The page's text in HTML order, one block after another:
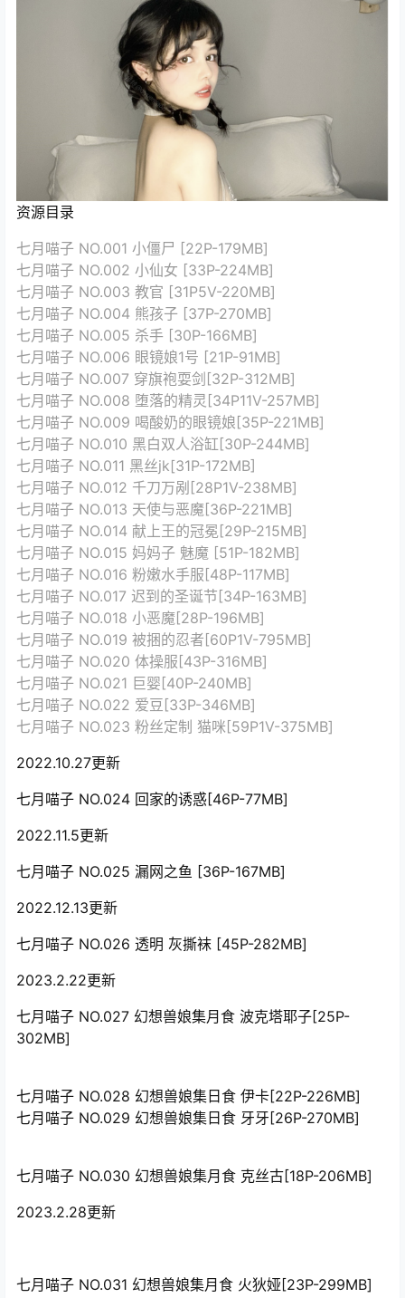
资源目录
七月喵子 NO.001 小僵尸 [22P-179MB]
七月喵子 NO.002 小仙女 [33P-224MB]
七月喵子 NO.003 教官 [31P5V-220MB]
七月喵子 NO.004 熊孩子 [37P-270MB]
七月喵子 NO.005 杀手 [30P-166MB]
七月喵子 NO.006 眼镜娘1号 [21P-91MB]
七月喵子 NO.007 穿旗袍耍剑[32P-312MB]
七月喵子 NO.008 堕落的精灵[34P11V-257MB]
七月喵子 NO.009 喝酸奶的眼镜娘[35P-221MB]
七月喵子 NO.010 黑白双人浴缸[30P-244MB]
七月喵子 NO.011 黑丝jk[31P-172MB]
七月喵子 NO.012 千刀万剐[28P1V-238MB]
七月喵子 NO.013 天使与恶魔[36P-221MB]
七月喵子 NO.014 献上王的冠冕[29P-215MB]
七月喵子 NO.015 妈妈子 魅魔 [51P-182MB]
七月喵子 NO.016 粉嫩水手服[48P-117MB]
七月喵子 NO.017 迟到的圣诞节[34P-163MB]
七月喵子 NO.018 小恶魔[28P-196MB]
七月喵子 NO.019 被捆的忍者[60P1V-795MB]
七月喵子 NO.020 体操服[43P-316MB]
七月喵子 NO.021 巨婴[40P-240MB]
七月喵子 NO.022 爱豆[33P-346MB]
七月喵子 NO.023 粉丝定制 猫咪[59P1V-375MB]
2022.10.27更新
七月喵子 NO.024 回家的诱惑[46P-77MB]
2022.11.5更新
七月喵子 NO.025 漏网之鱼 [36P-167MB]
2022.12.13更新
七月喵子 NO.026 透明 灰撕袜 [45P-282MB]
2023.2.22更新
七月喵子 NO.027 幻想兽娘集月食 波克塔耶子[25P-
302MB]
七月喵子 NO.028 幻想兽娘集日食 伊卡[22P-226MB]
七月喵子 NO.029 幻想兽娘集日食 牙牙[26P-270MB]
七月喵子 NO.030 幻想兽娘集月食 克丝古[18P-206MB]
2023.2.28更新
七月喵子 NO.031 幻想兽娘集月食 火狄娅[23P-299MB]